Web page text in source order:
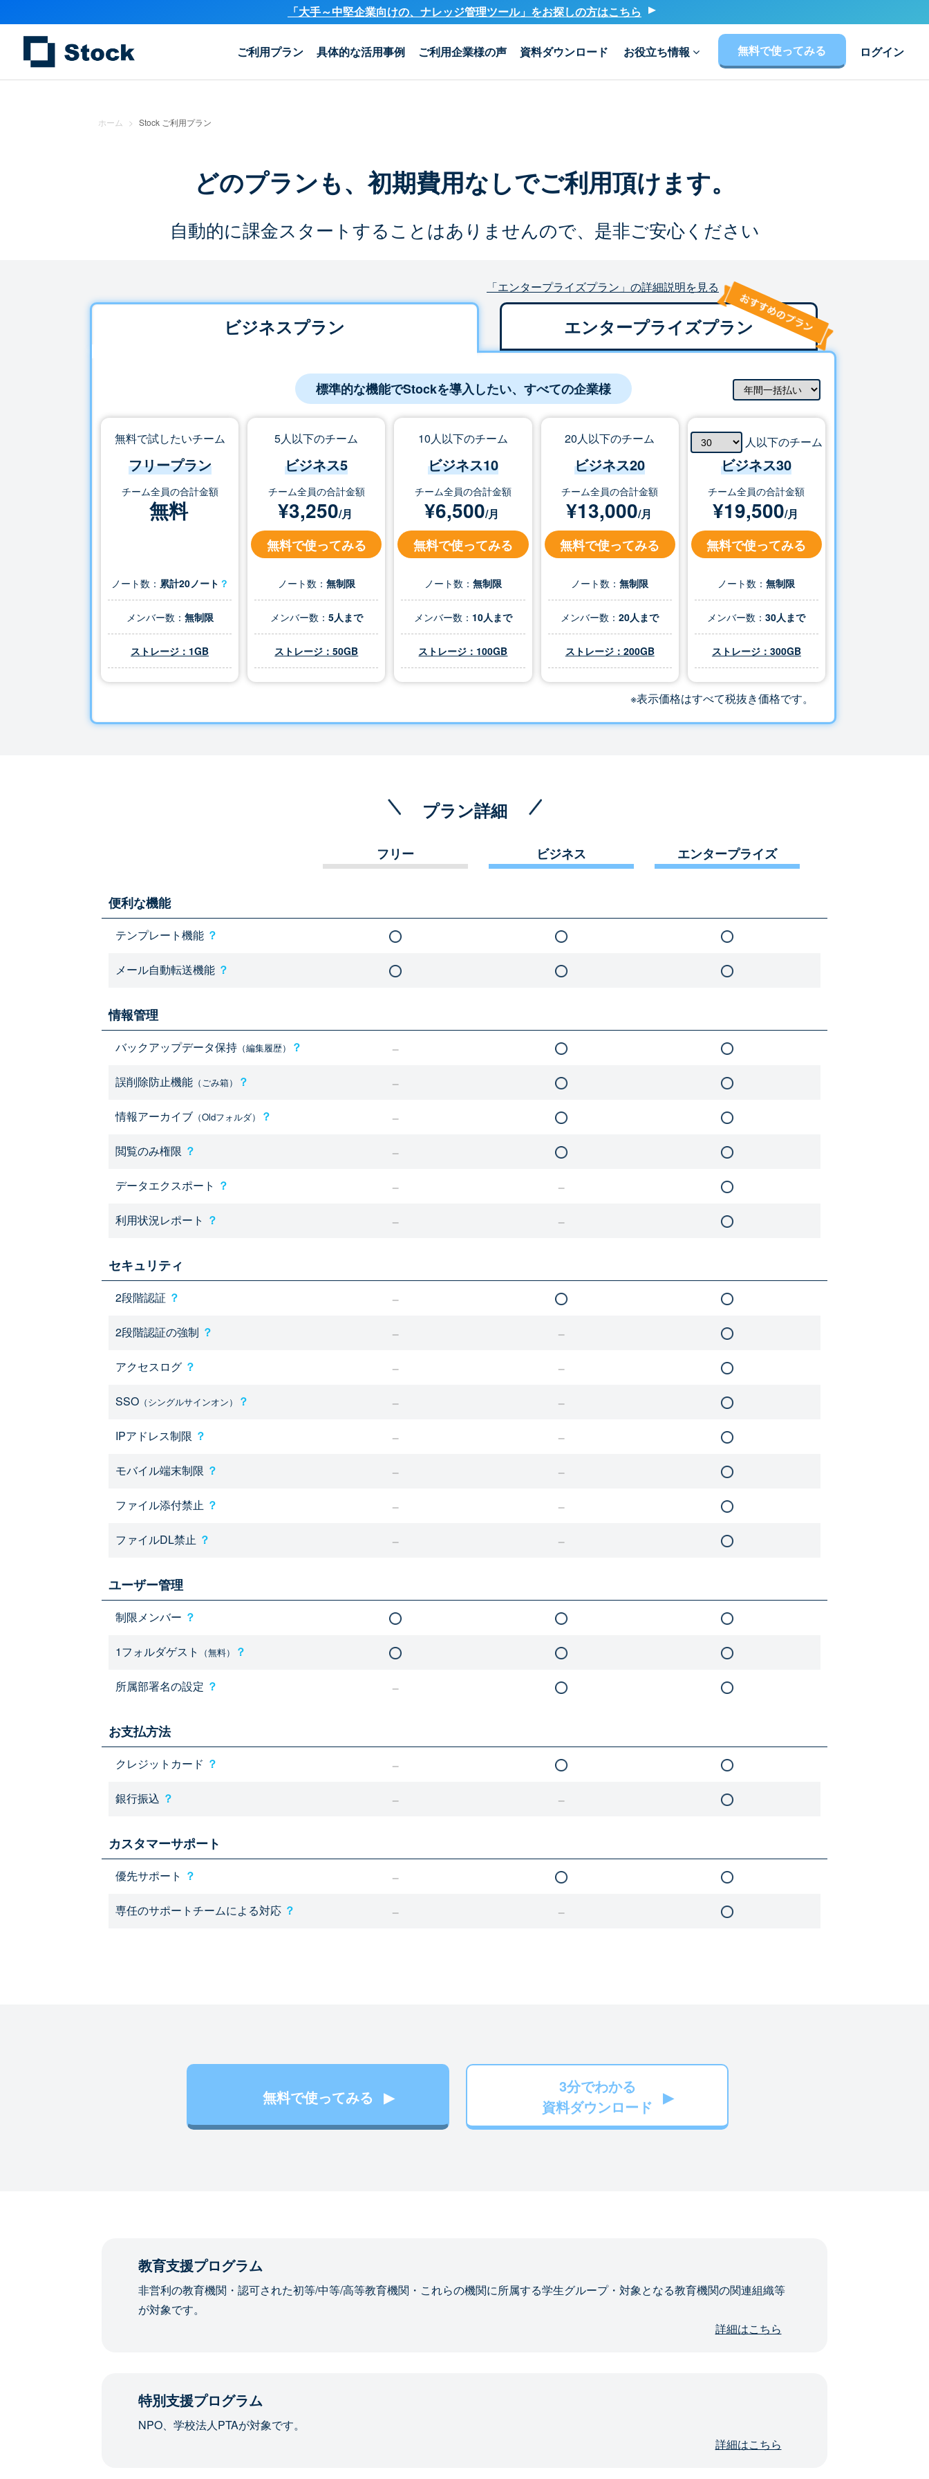
「大手～中堅企業向けの、ナレッジ管理ツール」をお探しの方はこちら
ご利用プラン 具体的な活用事例 ご利用企業様の声 資料ダウンロード お役立ち情報 無料で使ってみる ログイン
ホーム > Stock ご利用プラン
どのプランも、初期費用なしでご利用頂けます。
自動的に課金スタートすることはありませんので、是非ご安心ください
「エンタープライズプラン」の詳細説明を見る
ビジネスプラン エンタープライズプラン
標準的な機能でStockを導入したい、すべての企業様
無料で試したいチーム
フリープラン
チーム全員の合計金額
無料
ノート数： 累計20ノート ？
メンバー数： 無制限
ストレージ：1GB
5人以下のチーム
ビジネス5
チーム全員の合計金額
¥3,250/月
無料で使ってみる
ノート数： 無制限
メンバー数： 5人まで
ストレージ：50GB
10人以下のチーム
ビジネス10
チーム全員の合計金額
¥6,500/月
無料で使ってみる
ノート数： 無制限
メンバー数： 10人まで
ストレージ：100GB
20人以下のチーム
ビジネス20
チーム全員の合計金額
¥13,000/月
無料で使ってみる
ノート数：無制限
メンバー数：20人まで
ストレージ：200GB
人以下のチーム
ビジネス30
チーム全員の合計金額
¥19,500/月
無料で使ってみる
ノート数：無制限
メンバー数：30人まで
ストレージ： 300GB
※表示価格はすべて税抜き価格です。
プラン詳細
フリー ビジネス エンタープライズ
便利な機能
テンプレート機能 ？
メール自動転送機能 ？
情報管理
バックアップデータ保持 （編集履歴） ？
誤削除防止機能 （ごみ箱） ？
情報アーカイブ （Oldフォルダ） ？
閲覧のみ権限 ？
データエクスポート ？
利用状況レポート ？
セキュリティ
2段階認証 ？
2段階認証の強制 ？
アクセスログ ？
SSO （シングルサインオン） ？
IPアドレス制限 ？
モバイル端末制限 ？
ファイル添付禁止 ？
ファイルDL禁止 ？
ユーザー管理
制限メンバー ？
1フォルダゲスト （無料） ？
所属部署名の設定 ？
お支払方法
クレジットカード ？
銀行振込 ？
カスタマーサポート
優先サポート ？
専任のサポートチームによる対応 ？
無料で使ってみる
3分でわかる
資料ダウンロード
教育支援プログラム
非営利の教育機関・認可された初等/中等/高等教育機関・これらの機関に所属する学生グループ・対象となる教育機関の関連組織等
が対象です。
詳細はこちら
特別支援プログラム
NPO、学校法人PTAが対象です。
詳細はこちら